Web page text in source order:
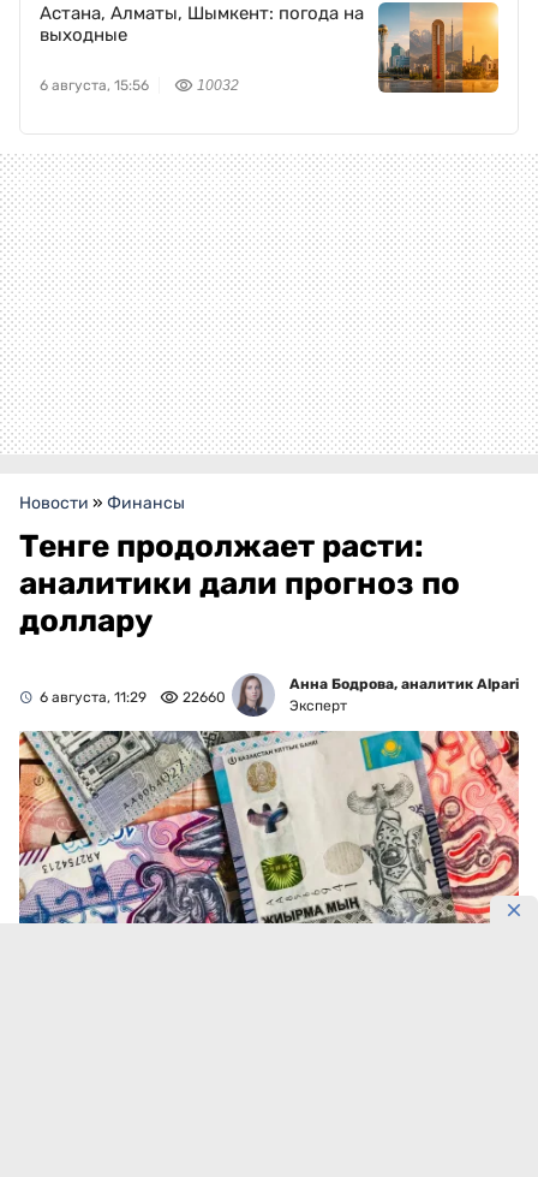
Астана, Алматы, Шымкент: погода на
выходные
6 августа, 15:56 10032
Новости » Финансы
Тенге продолжает расти:
аналитики дали прогноз по
доллару
6 августа, 11:29 22660
Анна Бодрова, аналитик Alpari
Эксперт